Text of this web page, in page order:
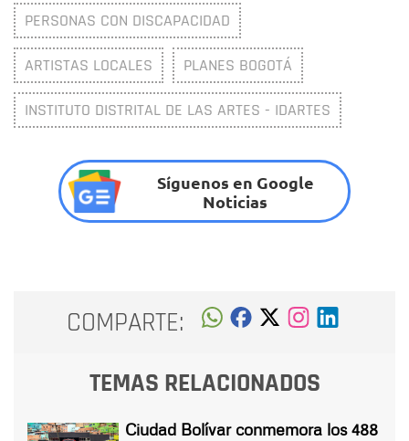
PERSONAS CON DISCAPACIDAD
ARTISTAS LOCALES PLANES BOGOTÁ
INSTITUTO DISTRITAL DE LAS ARTES - IDARTES
Síguenos en Google
Noticias
COMPARTE:
TEMAS RELACIONADOS
Ciudad Bolívar conmemora los 488